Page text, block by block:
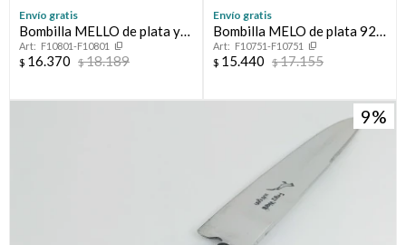
Envío gratis
Bombilla MELLO de plata y
oro 18 ktes.
F10801-F10801
$ 16.370 $18.189
Envío gratis
Bombilla MELO de plata 925
y oro 18 ktes.
F10751-F10751
$ 15.440 $17.155
9